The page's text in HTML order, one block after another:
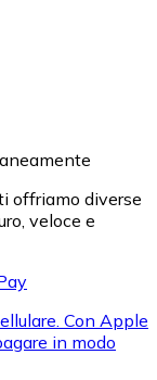
offriamo diverse
veloce e
Con Apple
in modo